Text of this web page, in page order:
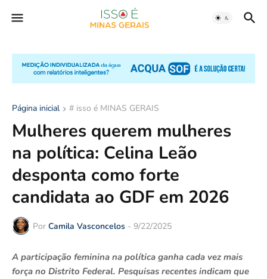
Página inicial # isso é MINAS GERAIS
Mulheres querem mulheres
na política: Celina Leão
desponta como forte
candidata ao GDF em 2026
Por Camila Vasconcelos - 9/22/2025
A participação feminina na política ganha cada vez mais
força no Distrito Federal. Pesquisas recentes indicam que